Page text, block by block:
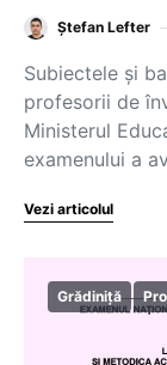
Ștefan Lefter
Subiectele și
profesorii de
Ministerul
examenului a
Vezi articolul
Grădiniță